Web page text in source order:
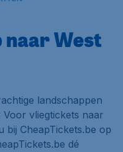
naar West
landschappen
vliegtickets naar
bij CheapTickets.be op
dé